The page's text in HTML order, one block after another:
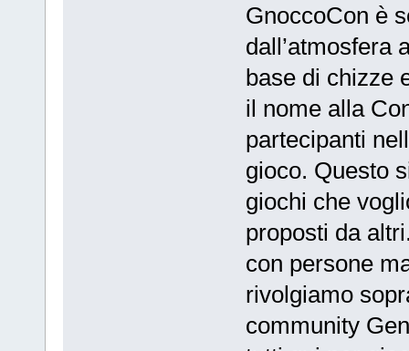
GnoccoCon è
dall’atmosfera
base di chizze
il nome alla
partecipanti
gioco. Questo
giochi che
proposti da
con persone
rivolgiamo
community